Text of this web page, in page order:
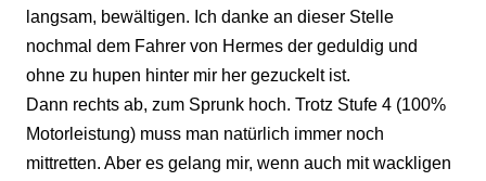
langsam, bewältigen. Ich danke an dieser Stelle
nochmal dem Fahrer von Hermes der geduldig und
ohne zu hupen hinter mir her gezuckelt ist.
Dann rechts ab, zum Sprunk hoch. Trotz Stufe 4 (100%
Motorleistung) muss man natürlich immer noch
mittretten. Aber es gelang mir, wenn auch mit wackligen